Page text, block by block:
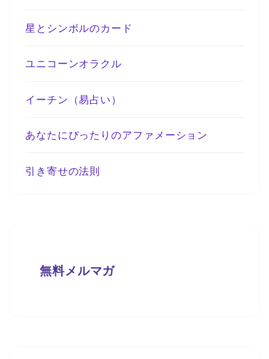
星とシンボルのカード
ユニコーンオラクル
イーチン（易占い）
あなたにぴったりのアファメーション
引き寄せの法則
無料メルマガ